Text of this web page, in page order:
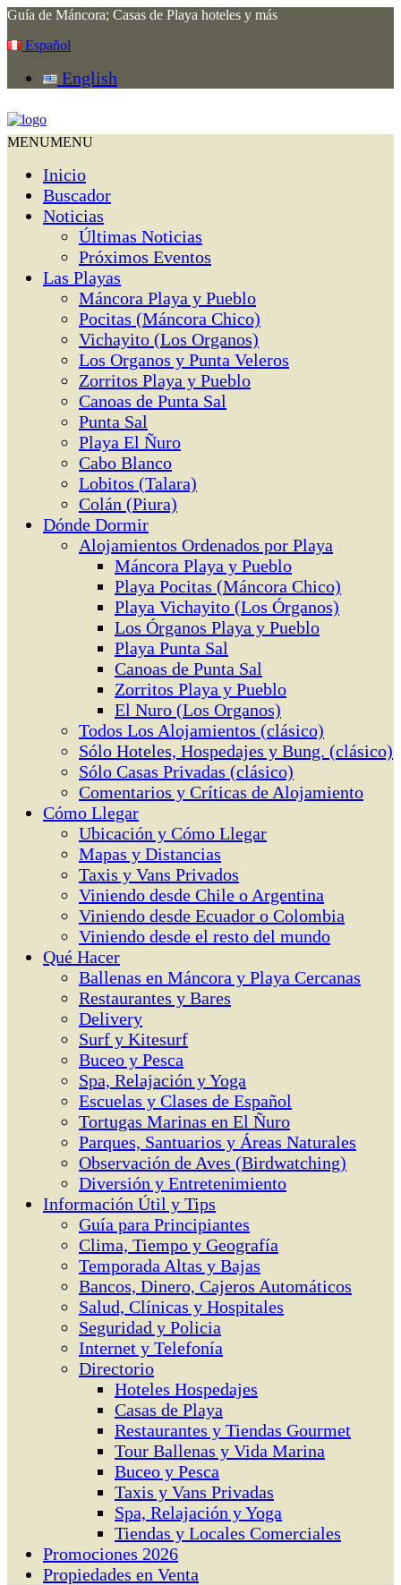
Guía de Máncora; Casas de Playa hoteles y más
Español
English
MENUMENU
Inicio
Buscador
Noticias
Últimas Noticias
Próximos Eventos
Las Playas
Máncora Playa y Pueblo
Pocitas (Máncora Chico)
Vichayito (Los Organos)
Los Organos y Punta Veleros
Zorritos Playa y Pueblo
Canoas de Punta Sal
Punta Sal
Playa El Ñuro
Cabo Blanco
Lobitos (Talara)
Colán (Piura)
Dónde Dormir
Alojamientos Ordenados por Playa
Máncora Playa y Pueblo
Playa Pocitas (Máncora Chico)
Playa Vichayito (Los Órganos)
Los Órganos Playa y Pueblo
Playa Punta Sal
Canoas de Punta Sal
Zorritos Playa y Pueblo
El Nuro (Los Organos)
Todos Los Alojamientos (clásico)
Sólo Hoteles, Hospedajes y Bung. (clásico)
Sólo Casas Privadas (clásico)
Comentarios y Críticas de Alojamiento
Cómo Llegar
Ubicación y Cómo Llegar
Mapas y Distancias
Taxis y Vans Privados
Viniendo desde Chile o Argentina
Viniendo desde Ecuador o Colombia
Viniendo desde el resto del mundo
Qué Hacer
Ballenas en Máncora y Playa Cercanas
Restaurantes y Bares
Delivery
Surf y Kitesurf
Buceo y Pesca
Spa, Relajación y Yoga
Escuelas y Clases de Español
Tortugas Marinas en El Ñuro
Parques, Santuarios y Áreas Naturales
Observación de Aves (Birdwatching)
Diversión y Entretenimiento
Información Útil y Tips
Guía para Principiantes
Clima, Tiempo y Geografía
Temporada Altas y Bajas
Bancos, Dinero, Cajeros Automáticos
Salud, Clínicas y Hospitales
Seguridad y Policia
Internet y Telefonía
Directorio
Hoteles Hospedajes
Casas de Playa
Restaurantes y Tiendas Gourmet
Tour Ballenas y Vida Marina
Buceo y Pesca
Taxis y Vans Privadas
Spa, Relajación y Yoga
Tiendas y Locales Comerciales
Promociones 2026
Propiedades en Venta